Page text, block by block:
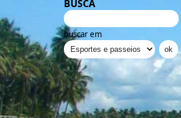
BUSCA
buscar em